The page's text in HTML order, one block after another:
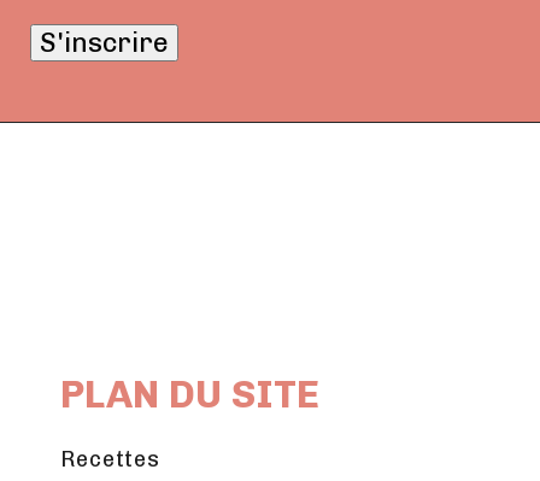
S'inscrire
PLAN DU SITE
Recettes